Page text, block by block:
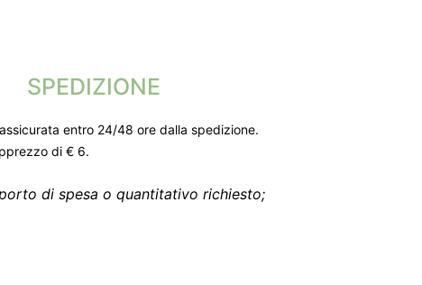
SPEDIZIONE
entro 24/48 ore dalla spedizione.
di € 6.
di spesa o quantitativo richiesto;